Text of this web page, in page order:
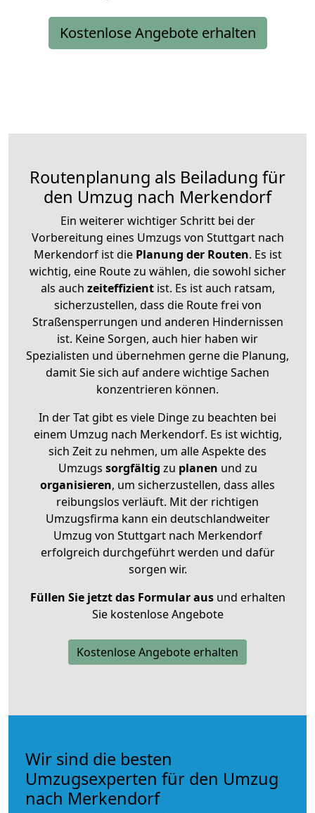
Kostenlose Angebote erhalten
Routenplanung als Beiladung für
den Umzug nach Merkendorf
Ein weiterer wichtiger Schritt bei der
Vorbereitung eines Umzugs von Stuttgart nach
Merkendorf ist diePlanung der Routen. Es ist
wichtig, eine Route zu wählen, die sowohl sicher
als auch zeiteffizientist. Es ist auch ratsam,
sicherzustellen, dass die Route frei von
Straßensperrungen und anderen Hindernissen
ist. Keine Sorgen, auch hier haben wir
Spezialisten und übernehmen gerne die Planung,
damit Sie sich auf andere wichtige Sachen
konzentrieren können.
In der Tat gibt es viele Dinge zu beachten bei
einem Umzug nach Merkendorf. Es ist wichtig,
sich Zeit zu nehmen, um alle Aspekte des
Umzugs sorgfältig zu planen und zu
organisieren, um sicherzustellen, dass alles
reibungslos verläuft. Mit der richtigen
Umzugsfirma kann ein deutschlandweiter
Umzug von Stuttgart nach Merkendorf
erfolgreich durchgeführt werden und dafür
sorgen wir.
Füllen Sie jetzt das Formular ausund erhalten
Sie kostenlose Angebote
Kostenlose Angebote erhalten
Wir sind die besten
Umzugsexperten für den Umzug
nach Merkendorf